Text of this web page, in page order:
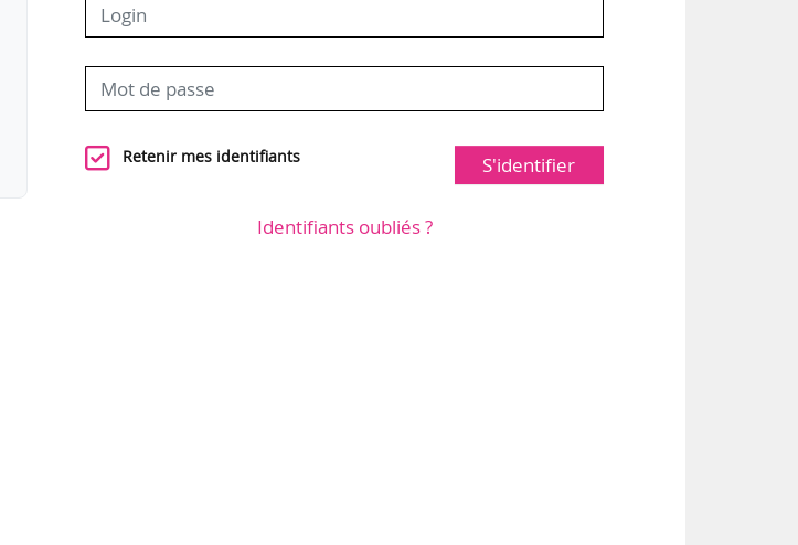
Retenir mes identifiants S'identifier
Identifiants oubliés ?